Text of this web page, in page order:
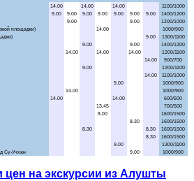
республика"
в Симеизе
морских животных
"Затерянный мир"
+ Чуфут-Кале
каньон Крыма
цен на экскурсии из Алушты